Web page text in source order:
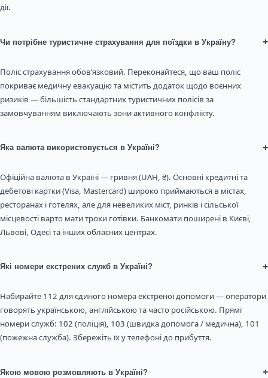
дії.
Чи потрібне туристичне страхування для поїздки в Україну? +
Поліс страхування обов’язковий. Переконайтеся, що ваш поліс
покриває медичну евакуацію та містить додаток щодо воєнних
ризиків — більшість стандартних туристичних полісів за
замовчуванням виключають зони активного конфлікту.
Яка валюта використовується в Україні? +
Офіційна валюта в Україні — гривня (UAH, ₴). Основні кредитні та
дебетові картки (Visa, Mastercard) широко приймаються в містах,
ресторанах і готелях, але для невеликих міст, ринків і сільської
місцевості варто мати трохи готівки. Банкомати поширені в Києві,
Львові, Одесі та інших обласних центрах.
Які номери екстрених служб в Україні? +
Набирайте 112 для єдиного номера екстреної допомоги — оператори
говорять українською, англійською та часто російською. Прямі
номери служб: 102 (поліція), 103 (швидка допомога / медична), 101
(пожежна служба). Збережіть їх у телефоні до прибуття.
Якою мовою розмовляють в Україні? +